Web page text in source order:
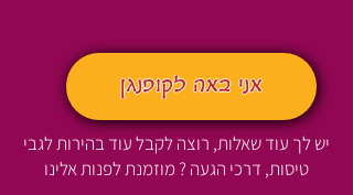
אני באה לקופנגן
יש לך עוד שאלות, רוצה לקבל עוד בהירות לגבי
טיסות, דרכי הגעה ? מוזמנת לפנות אלינו